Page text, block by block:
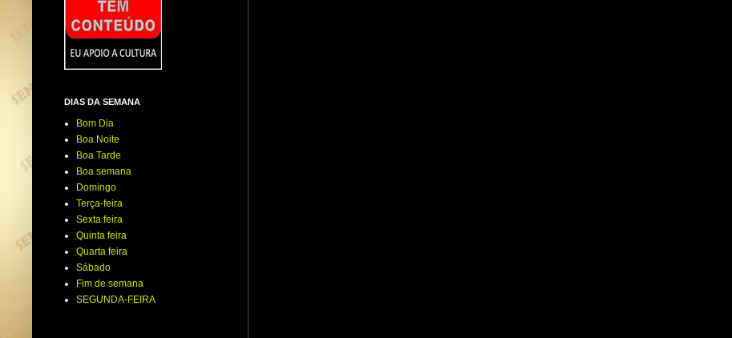
DIAS DA SEMANA
Bom Dia
Boa Noite
Boa Tarde
Boa semana
Domingo
Terça-feira
Sexta feira
Quinta feira
Quarta feira
Sábado
Fim de semana
SEGUNDA-FEIRA